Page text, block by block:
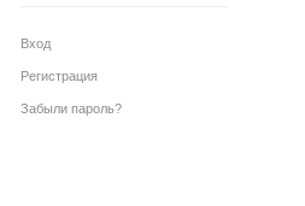
Вход
Регистрация
Забыли пароль?